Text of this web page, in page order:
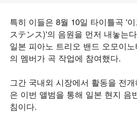
특히 이들은 8월 10일 타이틀곡 '
ステンス)'의 음원을 먼저 내놓는
일본 피아노 트리오 밴드 오모이
의 멤버가 곡 작업에 참여했다.
그간 국내외 시장에서 활동을 전
은 이번 앨범을 통해 일본 현지 음
침이다.